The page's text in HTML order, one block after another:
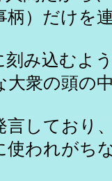
柄）だけを
み込むよ
大衆の頭の
しており
使われがち